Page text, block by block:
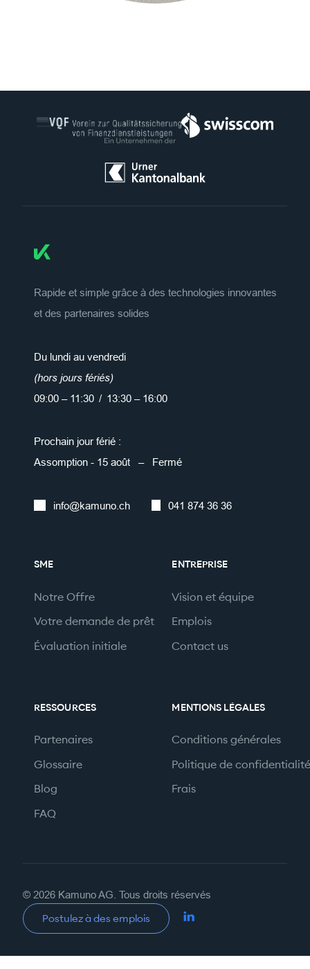
Rapide et simple grâce à des technologies innovantes
et des partenaires solides
Du lundi au vendredi
(hors jours fériés)
09:00 – 11:30 / 13:30 – 16:00
Prochain jour férié :
Assomption - 15 août – Fermé
info@kamuno.ch 041 874 36 36
SME
Notre Offre
Votre demande de prêt
Évaluation initiale
ENTREPRISE
Vision et équipe
Emplois
Contact us
RESSOURCES
Partenaires
Glossaire
Blog
FAQ
MENTIONS LÉGALES
Conditions générales
Politique de
Frais
© 2026 Kamuno AG. Tous droits réservés
Postulez à des emplois